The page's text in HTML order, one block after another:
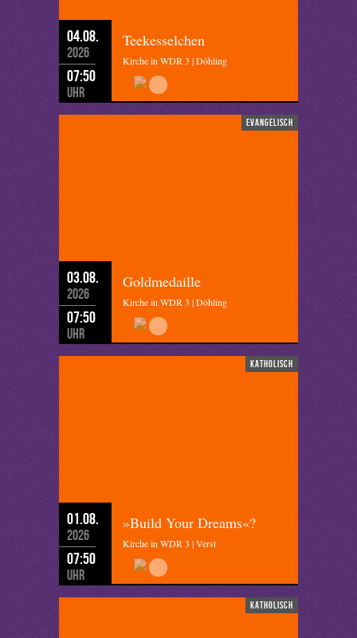
04.08.
2026
07:50
Uhr
Teekesselchen
Kirche in WDR 3 | Döhling
evangelisch
03.08.
2026
07:50
Uhr
Goldmedaille
Kirche in WDR 3 | Döhling
katholisch
01.08.
2026
07:50
Uhr
»Build Your Dreams«?
Kirche in WDR 3 | Verst
katholisch